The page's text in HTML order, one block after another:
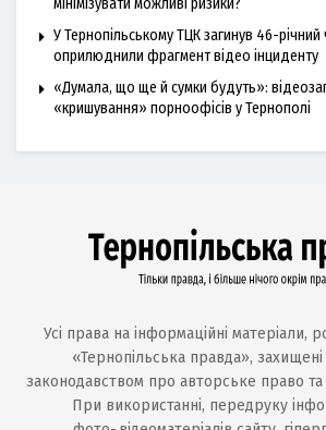
У Тернопільському ТЦК загинув 46-річний
оприлюднили фрагмент відео інциденту
«Думала, що ще й сумки будуть»:
«кришування» порноофісів у Тернополі
Усі права на інформаційні матеріали,
«Тернопільська правда»,
законодавством про авторське право та
При використанні, передруку